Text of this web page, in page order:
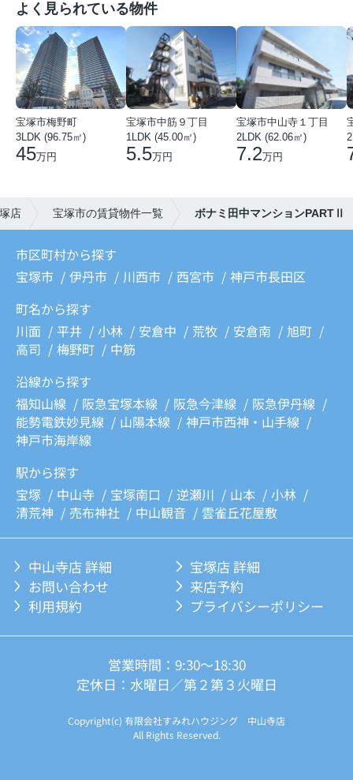
よく見られている物件
宝塚市梅野町
3LDK (96.75㎡)
45万円
宝塚市中筋９丁目
1LDK (45.00㎡)
5.5万円
宝塚市中山寺１丁目
2LDK (62.06㎡)
7.2万円
店 宝塚市の賃貸物件一覧 ボナミ田中マンションPARTⅡ
市区町村から探す
宝塚市
伊丹市 川西市 西宮市
神戸市長田区
町名から探す
川面
平井 小林 安倉中 荒牧 安倉南
旭町
高司
梅野町
中筋
沿線から探す
福知山線
阪急宝塚本線 阪急今津線
阪急伊丹線
能勢電鉄妙見線
山陽本線
神戸市西神・山手線
神戸市海岸線
駅から探す
宝塚
中山寺 宝塚南口 逆瀬川 山本
小林
清荒神
売布神社 中山観音 雲雀丘花屋敷
中山寺店 詳細
宝塚店 詳細
お問い合わせ
来店予約
利用規約
プライバシーポリシー
営業時間：9:30～18:30
定休日：水曜日／第２第３火曜日
Copyright(c) 有限会社すみれハウジング 中山寺店
All Rights Reserved.